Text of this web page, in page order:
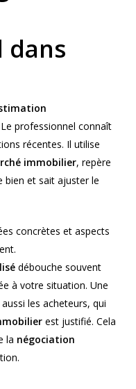
dans
professionnel connaît
récentes. Il utilise
immobilier, repère
bien et sait ajuster le
concrètes et aspects
débouche souvent
à votre situation. Une
les acheteurs, qui
est justifié. Cela
la négociation